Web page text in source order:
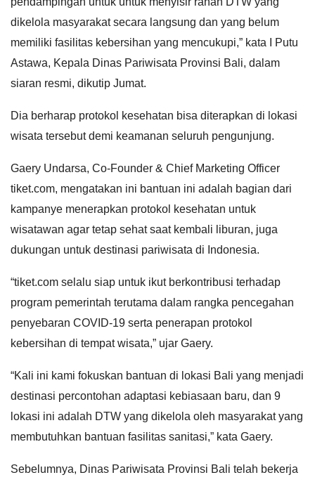
dikelola masyarakat secara langsung dan yang belum
memiliki fasilitas kebersihan yang mencukupi,” kata I Putu
Astawa, Kepala Dinas Pariwisata Provinsi Bali, dalam
siaran resmi, dikutip Jumat.
Dia berharap protokol kesehatan bisa diterapkan di lokasi
wisata tersebut demi keamanan seluruh pengunjung.
Gaery Undarsa, Co-Founder & Chief Marketing Officer
tiket.com, mengatakan ini bantuan ini adalah bagian dari
kampanye menerapkan protokol kesehatan untuk
wisatawan agar tetap sehat saat kembali liburan, juga
dukungan untuk destinasi pariwisata di Indonesia.
“tiket.com selalu siap untuk ikut berkontribusi terhadap
program pemerintah terutama dalam rangka pencegahan
penyebaran COVID-19 serta penerapan protokol
kebersihan di tempat wisata,” ujar Gaery.
“Kali ini kami fokuskan bantuan di lokasi Bali yang menjadi
destinasi percontohan adaptasi kebiasaan baru, dan 9
lokasi ini adalah DTW yang dikelola oleh masyarakat yang
membutuhkan bantuan fasilitas sanitasi,” kata Gaery.
Sebelumnya, Dinas Pariwisata Provinsi Bali telah bekerja